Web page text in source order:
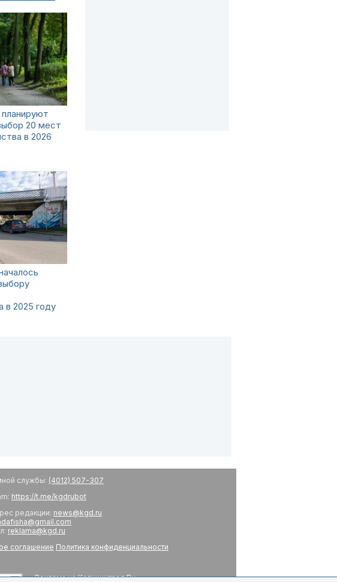
20 мест
в 2026
в 2025 году
службы: (4012) 507-307
https://t.me/kgdrubot
редакции: news@kgd.ru
reklama@kgd.ru
соглашение Политика конфиденциальности
Реклама на Калининград.Ru